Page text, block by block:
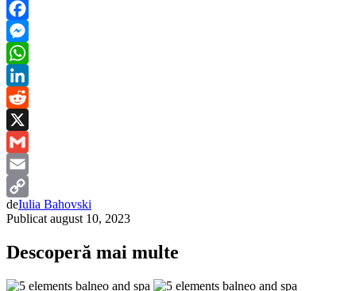
Facebook
Messenger
WhatsApp
LinkedIn
Reddit
X
Gmail
Email
Copy
deIulia Bahovski
Publicat august 10, 2023
Descoperă mai multe